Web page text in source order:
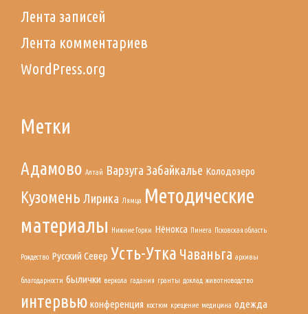
Лента записей
Лента комментариев
WordPress.org
Метки
Адамово Алтай Варзуга Забайкалье Колодозеро
Кузомень Лирика Лямца Методические
материалы Нижние Горки Нёнокса Пинега Псковская область
Рождество Русский Север Усть-Утка Чаваньга архивы
благодарности былички веркола гадания гранты доклад животноводство
интервью конференция костюм крещение медицина одежда